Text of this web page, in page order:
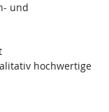
und
hochwertige